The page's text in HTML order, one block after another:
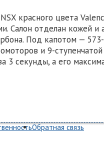
красного цвета
Салон отделан кожей
Под капотом —
и 9-
3 секунды, а его
Обратная связь